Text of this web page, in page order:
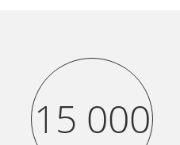
15 000